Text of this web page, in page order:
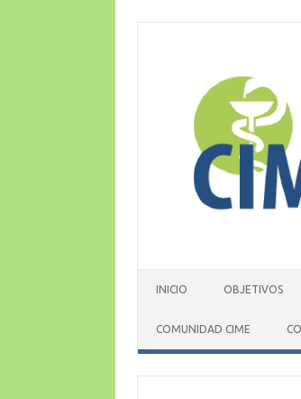
INICIO OBJETIVOS
COMUNIDAD CIME